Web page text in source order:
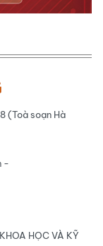
(Toà soạn Hà
-
HỌC VÀ KỸ